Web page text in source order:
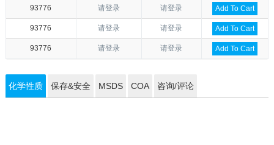
93776 请登录 请登录 Add To Cart
93776 请登录 请登录 Add To Cart
93776 请登录 请登录 Add To Cart
化学性质 保存&安全 MSDS COA 咨询/评论